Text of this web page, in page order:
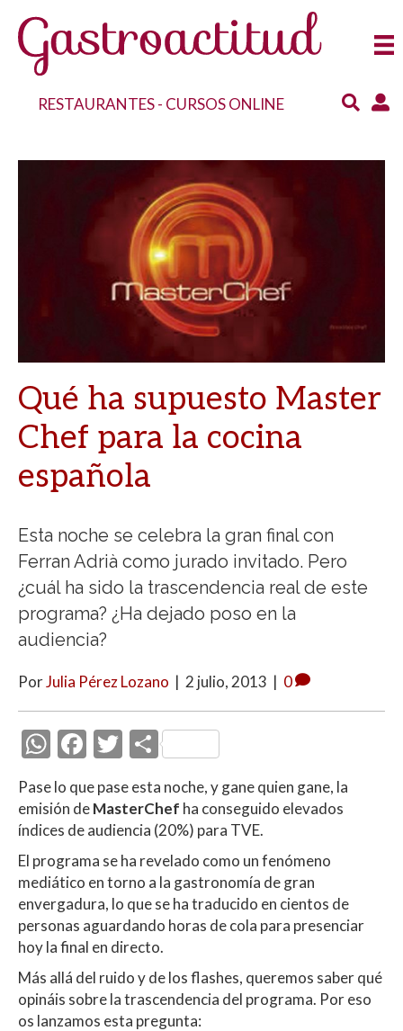
RESTAURANTES- CURSOS ONLINE
Qué ha supuesto Master
Chef para la cocina
española
Esta noche se celebra la gran final con
Ferran Adrià como jurado invitado. Pero
¿cuál ha sido la trascendencia real de este
programa? ¿Ha dejado poso en la
audiencia?
PorJulia Pérez Lozano | 2 julio, 2013 | 0
W
h
at
s
A
p
p
F
e
b
o
o
k
T
itt
er
C
m
p
ar
ti
r
Pase lo que pase esta noche, y gane quien gane, la
emisión deMasterChef ha conseguido elevados
índices de audiencia (20%) para TVE.
El programa se ha revelado como un fenómeno
mediático en torno a la gastronomía de gran
envergadura, lo que se ha traducido en cientos de
personas aguardando horas de cola para presenciar
hoy la final en directo.
Más allá del ruido y de los flashes, queremos saber qué
opináis sobre la trascendencia del programa. Por eso
os lanzamos esta pregunta: